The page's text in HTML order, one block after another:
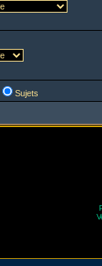
Sujets